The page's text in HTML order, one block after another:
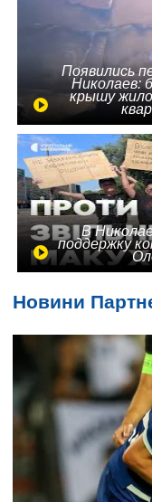
Появились
Николаев:
крышу
В
поддержку